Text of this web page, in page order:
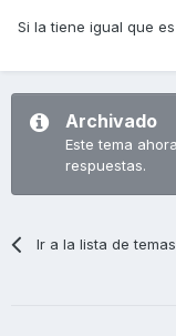
Si la tiene igual que
Archivado
Este tema
respuestas.
Ir a la lista de temas